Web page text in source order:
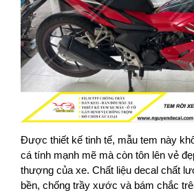
Được thiết kế tinh tế, mẫu tem này
cá tính mạnh mẽ mà còn tôn lên vẻ
thượng của xe. Chất liệu decal chất
bền, chống trầy xước và bám chắc